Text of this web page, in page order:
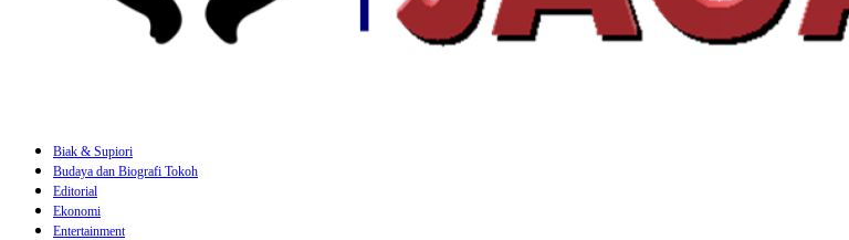
Biak & Supiori
Budaya dan Biografi Tokoh
Editorial
Ekonomi
Entertainment